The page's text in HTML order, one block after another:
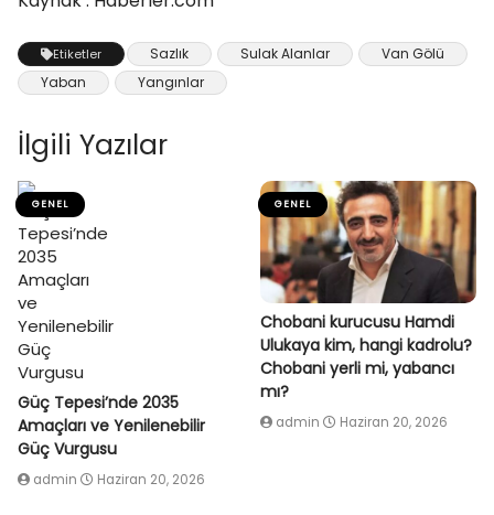
Etiketler Sazlık Sulak Alanlar
Van Gölü
Yaban
Yangınlar
İlgili Yazılar
GENEL
Güç Tepesi’nde 2035
Amaçları ve Yenilenebilir
Güç Vurgusu
admin Haziran 20, 2026
GENEL
Chobani kurucusu Hamdi
Ulukaya kim, hangi kadrolu?
Chobani yerli mi, yabancı
mı?
admin Haziran 20, 2026